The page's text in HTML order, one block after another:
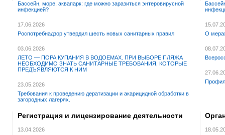
Бассейн, море, аквапарк: где можно заразиться энтеровирусной
инфекцией?
17.06.2026
Роспотребнадзор утвердил шесть новых санитарных правил
03.06.2026
ЛЕТО — ПОРА КУПАНИЯ В ВОДОЕМАХ. ПРИ ВЫБОРЕ ПЛЯЖА
НЕОБХОДИМО ЗНАТЬ САНИТАРНЫЕ ТРЕБОВАНИЯ, КОТОРЫЕ
ПРЕДЪЯВЛЯЮТСЯ К НИМ
23.05.2026
Требования к проведению дератизации и акарицидной обработки в
загородных лагерях.
О
Регистрация и лицензирование деятельности
13.04.2026